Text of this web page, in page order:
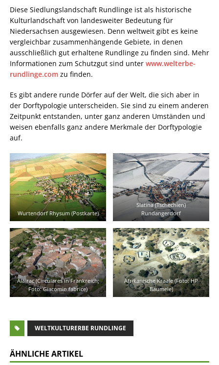
Diese Siedlungslandschaft Rundlinge ist als historische
Kulturlandschaft von landesweiter Bedeutung für
Niedersachsen ausgewiesen. Denn weltweit gibt es keine
vergleichbar zusammenhängende Gebiete, in denen
ausschließlich gut erhaltene Rundlinge zu finden sind. Mehr
Informationen zum Schutzgut sind unter www.welterbe-
rundlinge.com zu finden.
Es gibt andere runde Dörfer auf der Welt, die sich aber in
der Dorftypologie unterscheiden. Sie sind zu einem anderen
Zeitpunkt entstanden, unter ganz anderen Umständen und
weisen ebenfalls ganz andere Merkmale der Dorftypologie
auf.
Wurtendorf Rhysum (Postkarte)
Slatina (Tschechien)
Rundangerdorf
Alairac (Circulares in Frankreich;
Foto: Giacomin.fabrice)
Afrikanische Kraale (Foto: HP
Baumele)
WELTKULTURERBE RUNDLINGE
ÄHNLICHE ARTIKEL